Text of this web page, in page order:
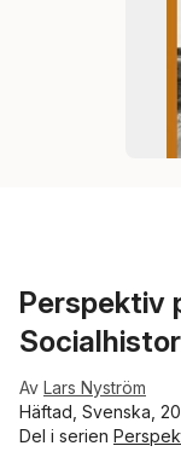
Perspektiv
Av Lars Nyström
Häftad, Svenska,
Del i serien